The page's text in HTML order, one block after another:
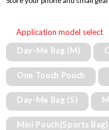
Application model select
Day-Me Bag (M)
One Touch Pouch
Day-Me Bag (S)
Mini Pouch(Sports Bag)